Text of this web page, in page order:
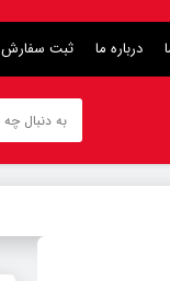
درباره ما ثبت سفارش